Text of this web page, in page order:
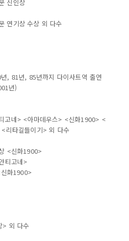
신인상
연기상 수상 외 다수
, 81년, 85년까지 다이사트역 출연
년)
고네> <아마데우스> <신화1900> <
리타길들이기> 외 다수
<신화1900>
티고네>
화1900>
> 외 다수